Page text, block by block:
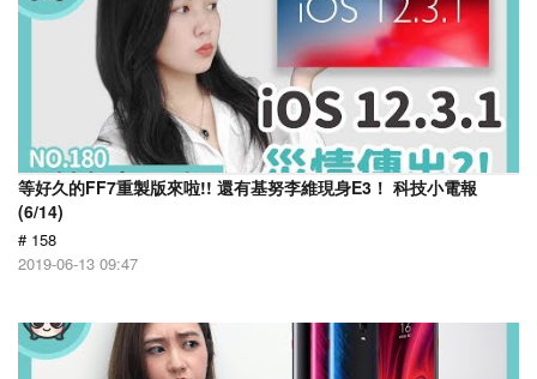
等好久的FF7重製版來啦!! 還有基努李維現身E3！ 科技小電報
(6/14)
# 158
2019-06-13 09:47